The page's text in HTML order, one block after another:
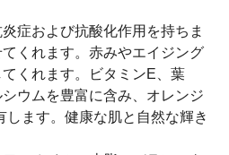
症および抗酸化作用を持ちま
くれます。赤みやエイジング
くれます。ビタミンE、葉
ウムを豊富に含み、オレンジ
ます。健康な肌と自然な輝き